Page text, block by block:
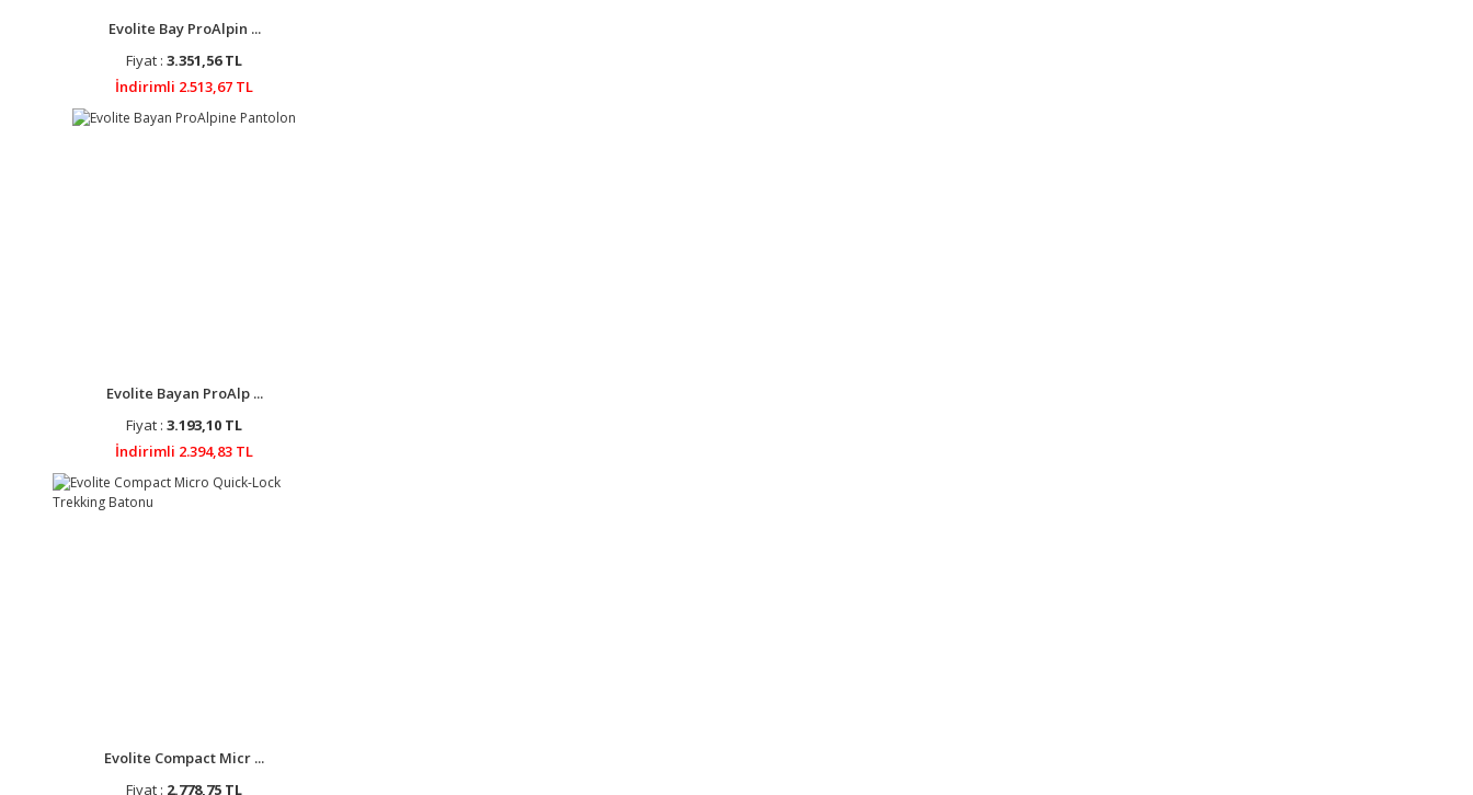
Evolite Bay ProAlpin ...
Fiyat : 3.351,56 TL
İndirimli 2.513,67 TL
Evolite Bayan ProAlp ...
Fiyat : 3.193,10 TL
İndirimli 2.394,83 TL
Evolite Compact Micr ...
Fiyat : 2.778,75 TL